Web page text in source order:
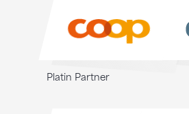
Platin Partner